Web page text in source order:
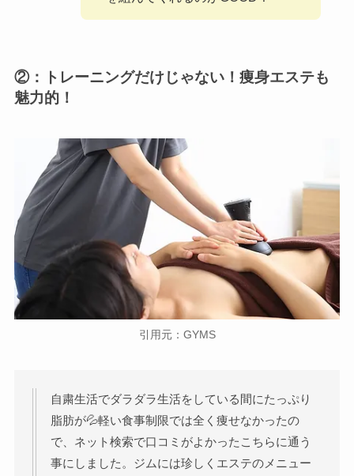
②：
トレーニングだけじゃない！痩身エステも
魅力的！
引用元：GYMS
自粛生活でダラダラ生活をしている間にたっぷり
脂肪が💦軽い食事制限では全く痩せなかったの
で、ネット検索で口コミがよかったこちらに通う
事にしました。ジムには珍しくエステのメニュー